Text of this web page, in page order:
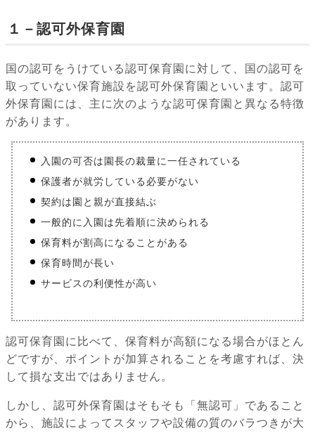
１－認可外保育園
国の認可をうけている認可保育園に対して、国の認可を
取っていない保育施設を認可外保育園といいます。認可
外保育園には、主に次のような認可保育園と異なる特徴
があります。
入園の可否は園長の裁量に一任されている
保護者が就労している必要がない
契約は園と親が直接結ぶ
一般的に入園は先着順に決められる
保育料が割高になることがある
保育時間が長い
サービスの利便性が高い
認可保育園に比べて、保育料が高額になる場合がほとん
どですが、ポイントが加算されることを考慮すれば、決
して損な支出ではありません。
しかし、認可外保育園はそもそも「無認可」であること
から、施設によってスタッフや設備の質のバラつきが大